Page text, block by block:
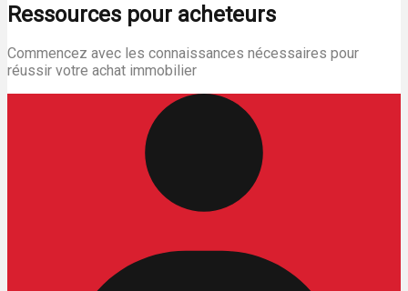
Ressources pour acheteurs
Commencez avec les connaissances nécessaires pour
réussir votre achat immobilier